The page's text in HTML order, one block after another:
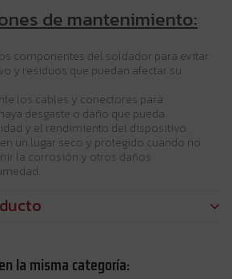
de mantenimiento:
componentes del soldador para evitar
y residuos que puedan afectar su
los cables y conectores para
desgaste o daño que pueda
y el rendimiento del dispositivo.
un lugar seco y protegido cuando no
la corrosión y otros daños
la misma categoría: